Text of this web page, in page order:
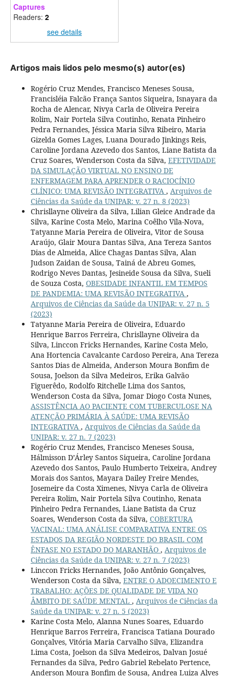
Captures
Readers: 2
see details
Artigos mais lidos pelo mesmo(s) autor(es)
Rogério Cruz Mendes, Francisco Meneses Sousa,
Francisléia Falcão França Santos Siqueira, Isnayara da
Rocha de Alencar, Nivya Carla de Oliveira Pereira
Rolim, Nair Portela Silva Coutinho, Renata Pinheiro
Pedra Fernandes, Jéssica Maria Silva Ribeiro, Maria
Gizelda Gomes Lages, Luana Dourado Jinkings Reis,
Caroline Jordana Azevedo dos Santos, Liane Batista da
Cruz Soares, Wenderson Costa da Silva, EFETIVIDADE
DA SIMULAÇÃO VIRTUAL NO ENSINO DE
ENFERMAGEM PARA APRENDER O RACIOCÍNIO
CLÍNICO: UMA REVISÃO INTEGRATIVA , Arquivos de
Ciências da Saúde da UNIPAR: v. 27 n. 8 (2023)
Chrisllayne Oliveira da Silva, Lilian Gleice Andrade da
Silva, Karine Costa Melo, Marina Coêlho Vila-Nova,
Tatyanne Maria Pereira de Oliveira, Vitor de Sousa
Araújo, Glair Moura Dantas Silva, Ana Tereza Santos
Dias de Almeida, Alice Chagas Dantas Silva, Alan
Judson Zaidan de Sousa, Tainá de Abreu Gomes,
Rodrigo Neves Dantas, Jesineide Sousa da Silva, Sueli
de Souza Costa, OBESIDADE INFANTIL EM TEMPOS
DE PANDEMIA: UMA REVISÃO INTEGRATIVA ,
Arquivos de Ciências da Saúde da UNIPAR: v. 27 n. 5
(2023)
Tatyanne Maria Pereira de Oliveira, Eduardo
Henrique Barros Ferreira, Chrisllayne Oliveira da
Silva, Linccon Fricks Hernandes, Karine Costa Melo,
Ana Hortencia Cavalcante Cardoso Pereira, Ana Tereza
Santos Dias de Almeida, Anderson Moura Bonfim de
Sousa, Joelson da Silva Medeiros, Erika Galvão
Figuerêdo, Rodolfo Ritchelle Lima dos Santos,
Wenderson Costa da Silva, Jomar Diogo Costa Nunes,
ASSISTÊNCIA AO PACIENTE COM TUBERCULOSE NA
ATENÇÃO PRIMÁRIA À SAÚDE: UMA REVISÃO
INTEGRATIVA , Arquivos de Ciências da Saúde da
UNIPAR: v. 27 n. 7 (2023)
Rogério Cruz Mendes, Francisco Meneses Sousa,
Hálmisson D’Árley Santos Siqueira, Caroline Jordana
Azevedo dos Santos, Paulo Humberto Teixeira, Andrey
Morais dos Santos, Mayara Dailey Freire Mendes,
Josemeire da Costa Ximenes, Nivya Carla de Oliveira
Pereira Rolim, Nair Portela Silva Coutinho, Renata
Pinheiro Pedra Fernandes, Liane Batista da Cruz
Soares, Wenderson Costa da Silva, COBERTURA
VACINAL: UMA ANÁLISE COMPARATIVA ENTRE OS
ESTADOS DA REGIÃO NORDESTE DO BRASIL COM
ÊNFASE NO ESTADO DO MARANHÃO , Arquivos de
Ciências da Saúde da UNIPAR: v. 27 n. 7 (2023)
Linccon Fricks Hernandes, João Antônio Gonçalves,
Wenderson Costa da Silva, ENTRE O ADOECIMENTO E
TRABALHO: AÇÕES DE QUALIDADE DE VIDA NO
ÂMBITO DE SAÚDE MENTAL , Arquivos de Ciências da
Saúde da UNIPAR: v. 27 n. 5 (2023)
Karine Costa Melo, Alanna Nunes Soares, Eduardo
Henrique Barros Ferreira, Francisca Tatiana Dourado
Gonçalves, Vitória Maria Carvalho Silva, Elizandra
Lima Costa, Joelson da Silva Medeiros, Dalvan Josué
Fernandes da Silva, Pedro Gabriel Rebelato Pertence,
Anderson Moura Bonfim de Sousa, Andrea Luiza Alves